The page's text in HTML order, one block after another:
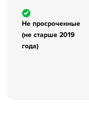
Не просроченные
(не старше 2019
года)